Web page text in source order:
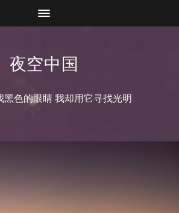
夜空中国
黑色的眼睛 我却用它寻找光明